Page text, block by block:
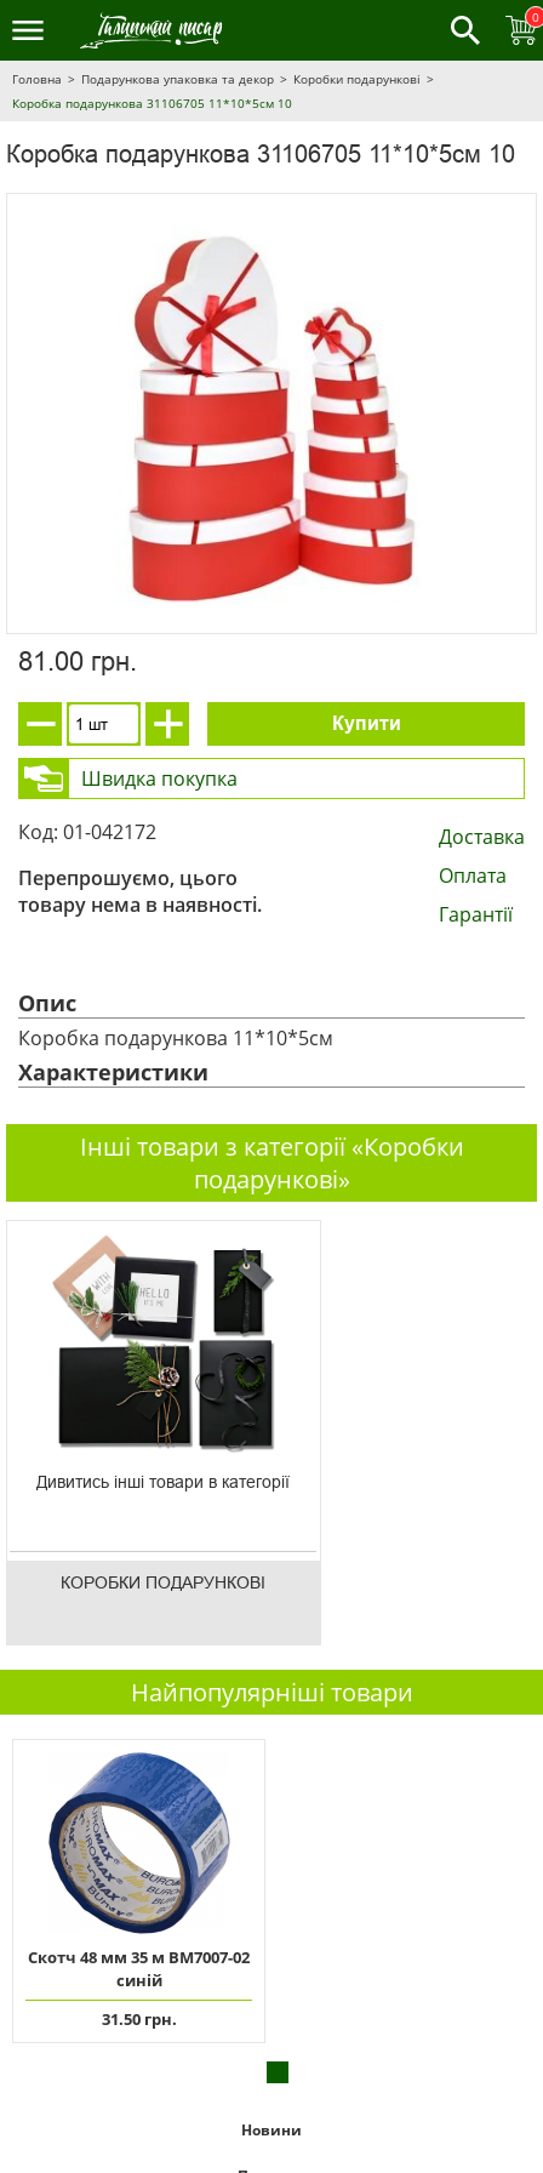
0
Головна Подарункова упаковка та декор
Коробки подарункові
Коробка подарункова 31106705 11*10*5см 10
Коробка подарункова 31106705 11*10*5см 10
81.00 грн.
Купити
Швидка покупка
Код: 01-042172
Перепрошуємо, цього
товару нема в наявності.
Доставка
Оплата
Гарантії
Опис
Коробка подарункова 11*10*5см
Характеристики
Інші товари з категорії «Коробки
подарункові»
Дивитись інші товари в категорії
КОРОБКИ ПОДАРУНКОВІ
Найпопулярніші товари
Скотч 48 мм 35 м ВМ7007-02
синій
31.50 грн.
Новини